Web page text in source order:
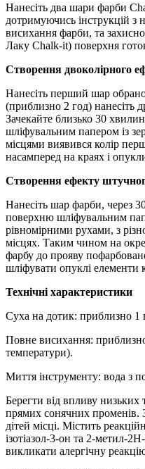
Нанесіть два шари фарби
дотримуючись інструкцій з
висихання фарби, та
Лаку Chalk-it) поверхня
Створення двоколірного
Нанесіть перший шар
(приблизно 2 год) нанесіть
Зачекайте близько 30
шліфувальним папером із
місцями виявився колір
насамперед на краях і
Створення ефекту
Нанесіть шар фарби, через
поверхню шліфувальним
рівномірними рухами, з
місцях. Таким чином на
фарбу до прояву
шліфувати опуклі елементи
Технічні характеристики
Суха на дотик: приблизно 1
Повне висихання: приблизно
температури).
Миття інструменту: вода з
Берегти від впливу низьких
прямих сонячних променів.
дітей місці. Містить
ізотіазол-3-он та 2-метил-
викликати алергічну